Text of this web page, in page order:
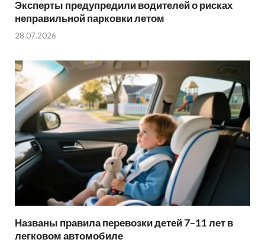
Эксперты предупредили водителей о рисках
неправильной парковки летом
28.07.2026
Названы правила перевозки детей 7–11 лет в
легковом автомобиле